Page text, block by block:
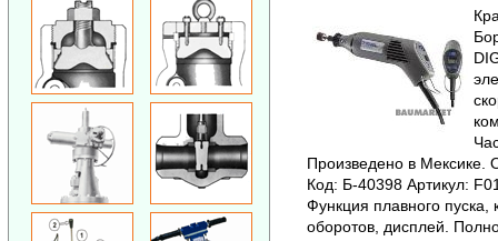
Произведено в Мексике.
Код: Б-40398 Артикул:
Функция плавного пуска,
оборотов, дисплей.